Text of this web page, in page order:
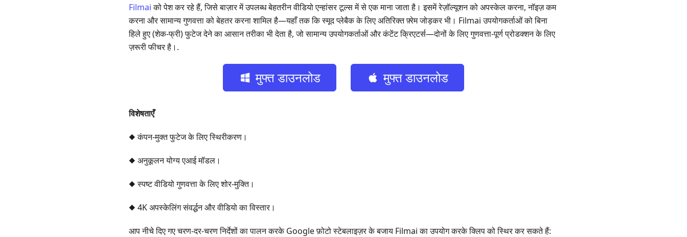
Filmaiको पेश कर रहे हैं, जिसे बाज़ार में उपलब्ध बेहतरीन वीडियो एन्हांसर टूल्स में से एक माना जाता है। इसमें रेज़ॉल्यूशन को अपस्केल करना, नॉइज़ कम
करना और सामान्य गुणवत्ता को बेहतर करना शामिल है—यहाँ तक कि स्मूद प्लेबैक के लिए अतिरिक्त फ़्रेम जोड़कर भी। Filmai उपयोगकर्ताओं को बिना
हिले हुए (शेक‑फ्री) फुटेज देने का आसान तरीका भी देता है, जो सामान्य उपयोगकर्ताओं और कंटेंट क्रिएटर्स—दोनों के लिए गुणवत्ता‑पूर्ण प्रोडक्शन के लिए
ज़रूरी फीचर है।.
मुफ्त डाउनलोड मुफ्त डाउनलोड
विशेषताएँ
◆ कंपन-मुक्त फुटेज के लिए स्थिरीकरण।
◆ अनुकूलन योग्य एआई मॉडल।
◆ स्पष्ट वीडियो गुणवत्ता के लिए शोर-मुक्ति।
◆ 4K अपस्केलिंग संवर्द्धन और वीडियो का विस्तार।
आप नीचे दिए गए चरण-दर-चरण निर्देशों का पालन करके Google फ़ोटो स्टेबलाइज़र के बजाय Filmai का उपयोग करके क्लिप को स्थिर कर सकते हैं: